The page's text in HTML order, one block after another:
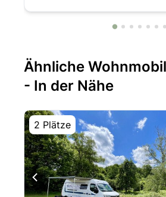
Ähnliche
- In der Nähe
2 Plätze